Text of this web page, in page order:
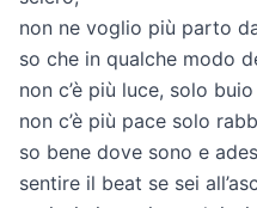
non ne voglio più parto
so che in qualche modo
non c’è più luce, solo
non c’è più pace solo
so bene dove sono e
sentire il beat se sei